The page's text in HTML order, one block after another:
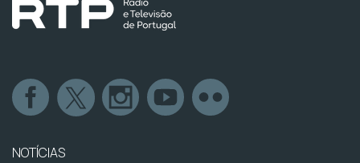
NOTÍCIAS